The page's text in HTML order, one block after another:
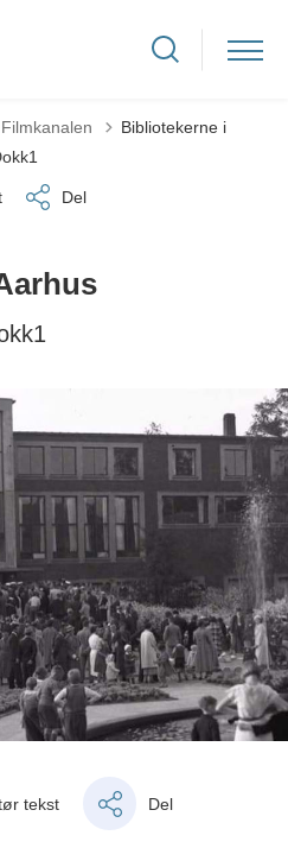
Tilbage til
Filmkanalen
Bibliotekerne i
Del
tekst Del